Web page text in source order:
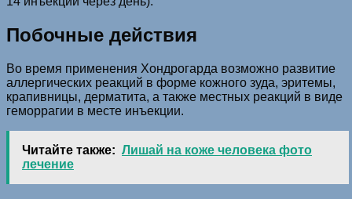
Побочные действия
Во время применения Хондрогарда возможно развитие
аллергических реакций в форме кожного зуда, эритемы,
крапивницы, дерматита, а также местных реакций в виде
геморрагии в месте инъекции.
Читайте также: Лишай на коже человека фото
лечение